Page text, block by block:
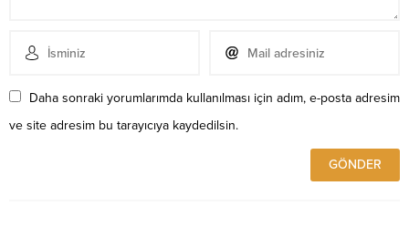
Daha sonraki yorumlarımda kullanılması için adım, e-posta adresim
ve site adresim bu tarayıcıya kaydedilsin.